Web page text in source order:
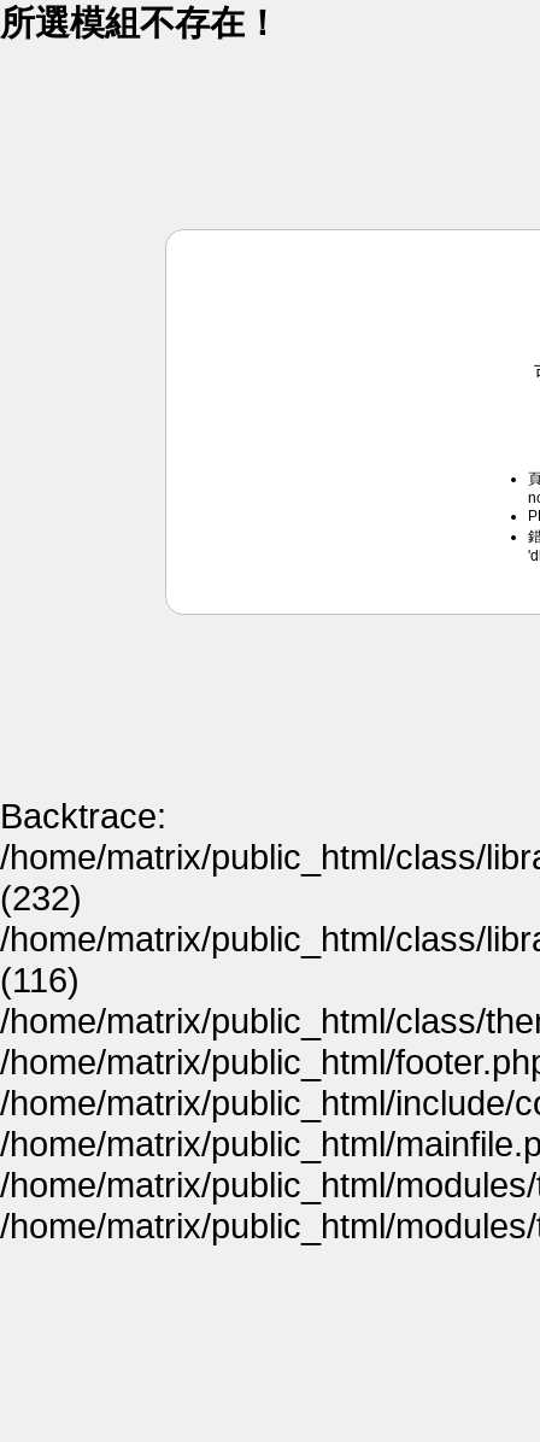
所選模組不存在！
Backtrace:
/home/matrix/public_html/class/
(232)
/home/matrix/public_html/class/
(116)
/home/matrix/public_html/class/
/home/matrix/public_html/
/home/matrix/public_html/include/
/home/matrix/public_html/
/home/matrix/public_html/
/home/matrix/public_html/